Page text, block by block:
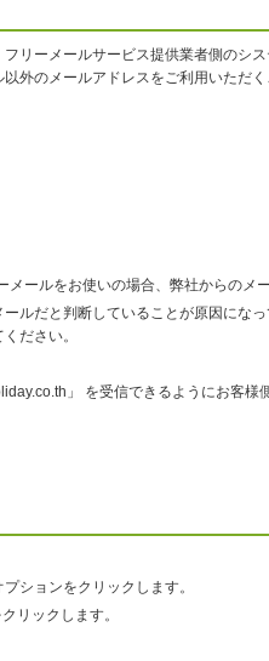
リーメールサービス提供業者側のシ
外のメールアドレスをご利用いただく
ールをお使いの場合、弊社からのメ
ルだと判断していることが原因にな
ださい。
」 を受信できるようにお客様
ションをクリックします。
リックします。